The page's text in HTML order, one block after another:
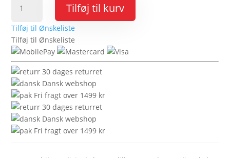
Mobilt
Medicinskab
antal
Tilføj til kurv
Tilføj til Ønskeliste
Tilføj til Ønskeliste
30 dages returret
Dansk webshop
Fri fragt over 1499 kr
30 dages returret
Dansk webshop
Fri fragt over 1499 kr